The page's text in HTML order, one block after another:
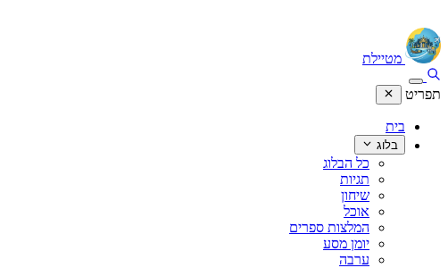
מטיילת
תפריט
בית
בלוג
כל הבלוג
תגיות
שיחון
אוכל
המלצות ספרים
יומן מסע
ערבה